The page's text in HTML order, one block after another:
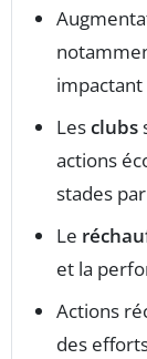
impactant
Lesclubs
actions
stades
Le
et la
Actions
des